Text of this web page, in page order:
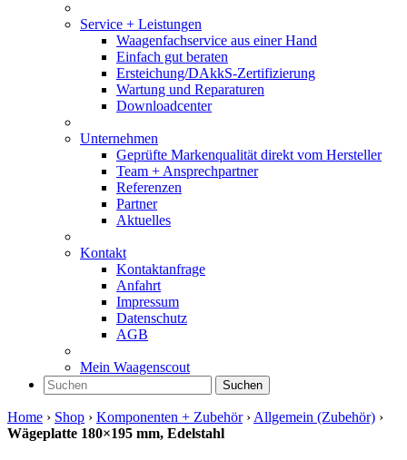
Service + Leistungen
Waagenfachservice aus einer Hand
Einfach gut beraten
Ersteichung/DAkkS-Zertifizierung
Wartung und Reparaturen
Downloadcenter
Unternehmen
Geprüfte Markenqualität direkt vom Hersteller
Team + Ansprechpartner
Referenzen
Partner
Aktuelles
Kontakt
Kontaktanfrage
Anfahrt
Impressum
Datenschutz
AGB
Mein Waagenscout
Suchen
Home › Shop › Komponenten + Zubehör› Allgemein (Zubehör) ›
Wägeplatte 180×195 mm, Edelstahl